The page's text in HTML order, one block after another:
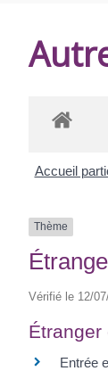
Accueil
Thème
Vérifié le 12/
Étranger
Entrée